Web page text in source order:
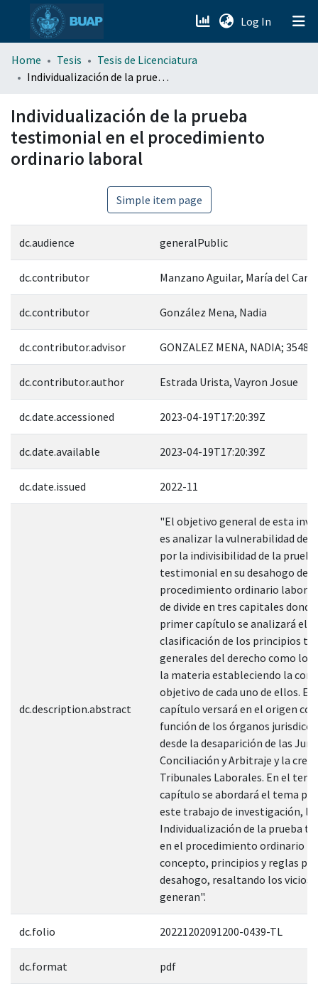
Log In (current)
menu.section.about_menu
Home Tesis
Tesis de Licenciatura
Individualización de la prueba testimonial en el procedimiento ordinario laboral
Individualización de la prueba
testimonial en el procedimiento
ordinario laboral
Simple item page
dc.audience generalPublic
dc.contributor Manzano Aguilar, María del
dc.contributor González Mena, Nadia
dc.contributor.advisor GONZALEZ MENA, NADIA;
dc.contributor.author Estrada Urista, Vayron Josue
dc.date.accessioned 2023-04-19T17:20:39Z
dc.date.available 2023-04-19T17:20:39Z
dc.date.issued 2022-11
dc.description.abstract
"El objetivo general de esta
es analizar la vulnerabilidad de
por la indivisibilidad de la prueba
testimonial en su desahogo
procedimiento ordinario
de divide en tres capitales
primer capítulo se analizará el
clasificación de los principios
generales del derecho como los
la materia estableciendo la
objetivo de cada uno de ellos. El
capítulo versará en el origen
función de los órganos
desde la desaparición de las
Conciliación y Arbitraje y la
Tribunales Laborales. En el
capítulo se abordará el tema
este trabajo de investigación, la
Individualización de la prueba
en el procedimiento ordinario
concepto, principios y reglas
desahogo, resaltando los vicios
generan".
dc.folio 20221202091200-0439-TL
dc.format pdf